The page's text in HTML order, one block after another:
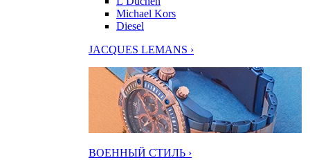
Michael Kors
Diesel
JACQUES LEMANS ›
ВОЕННЫЙ СТИЛЬ ›